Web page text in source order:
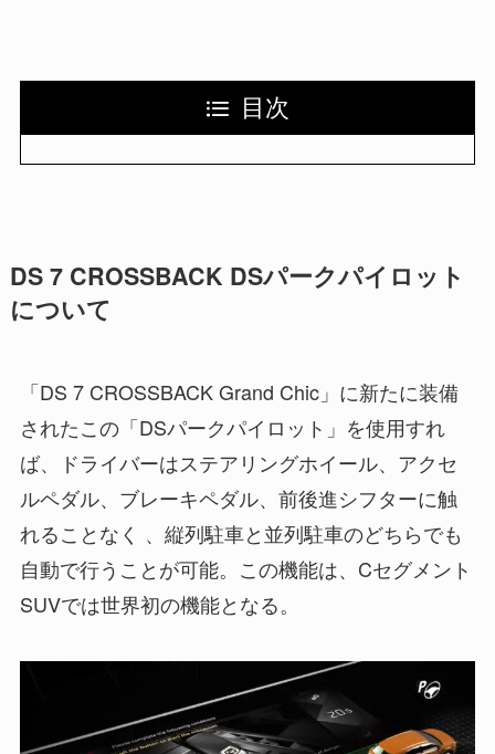
目次
DS 7 CROSSBACK DSパークパイロット
について
「DS 7 CROSSBACK Grand Chic」に新たに装備
されたこの「DSパークパイロット」を使用すれ
ば、ドライバーはステアリングホイール、アクセ
ルペダル、ブレーキペダル、前後進シフターに触
れることなく 、縦列駐車と並列駐車のどちらでも
自動で行うことが可能。この機能は、Cセグメント
SUVでは世界初の機能となる。